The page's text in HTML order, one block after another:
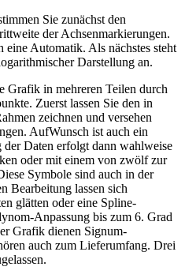
Sie zunächst den
der Achsenmarkierungen.
eine Automatik. Als nächstes steht
Darstellung an.
Grafik in mehreren Teilen durch
Zuerst lassen Sie den in
zeichnen und versehen
AufWunsch ist auch ein
Daten erfolgt dann wahlweise
oder mit einem von zwölf zur
Symbole sind auch in der
Bearbeitung lassen sich
glätten oder eine Spline-
Anpassung bis zum 6. Grad
Grafik dienen Signum-
auch zum Lieferumfang. Drei